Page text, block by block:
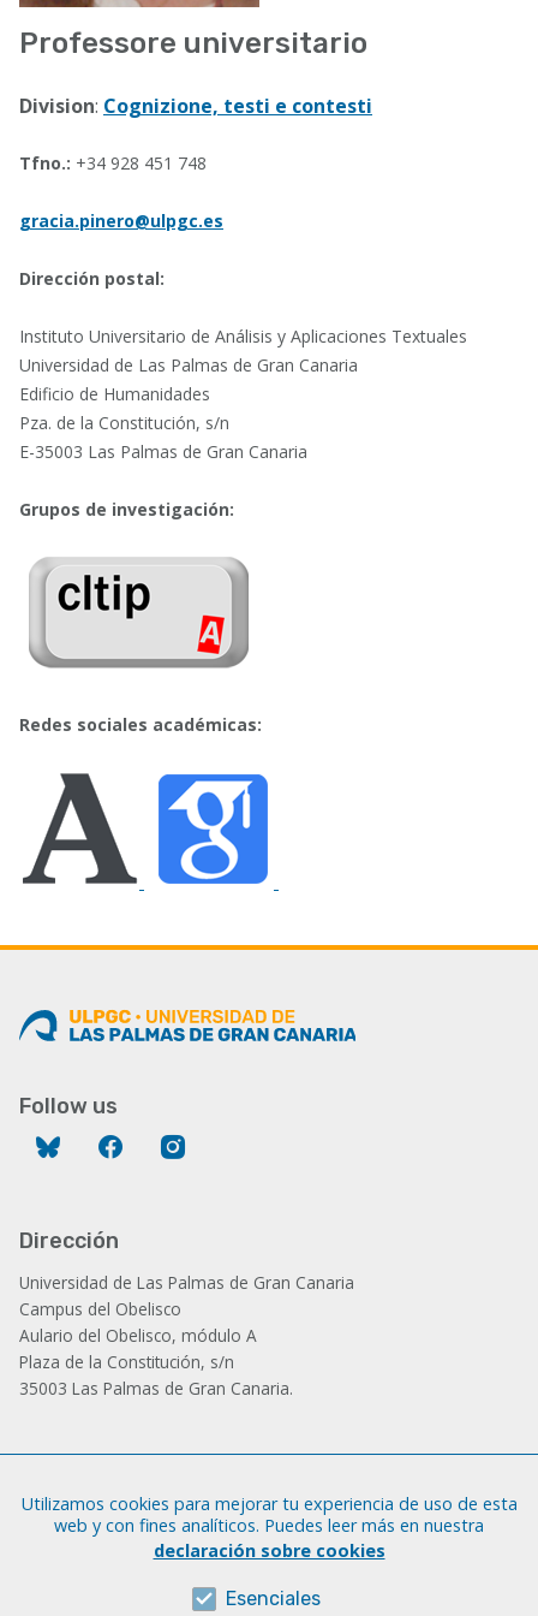
Professore universitario
Division: Cognizione, testi e contesti
Tfno.: +34 928 451 748
gracia.pinero@ulpgc.es
Dirección postal:
Instituto Universitario de Análisis y Aplicaciones Textuales
Universidad de Las Palmas de Gran Canaria
Edificio de Humanidades
Pza. de la Constitución, s/n
E-35003 Las Palmas de Gran Canaria
Grupos de investigación:
Redes sociales académicas:
Follow us
Bluesky Facebook
Dirección
Universidad de Las Palmas de Gran Canaria
Campus del Obelisco
Aulario del Obelisco, módulo A
Plaza de la Constitución, s/n
35003 Las Palmas de Gran Canaria.
Tfno.: +34 928 452 771 / 452 787
Fax: +34 928 451 701
Utilizamos cookies para mejorar tu experiencia de uso de esta
web y con fines analíticos. Puedes leer más en nuestra
declaración sobre cookies
Esenciales